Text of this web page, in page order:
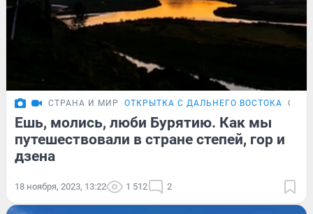
СТРАНА И МИР ОТКРЫТКА С ДАЛЬНЕГО ВОСТОКА
Ешь, молись, люби Бурятию. Как мы
путешествовали в стране степей, гор и
дзена
18 ноября, 2023, 13:22 1 512 2